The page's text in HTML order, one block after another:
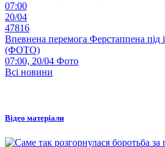
07:00
20/04
47816
Впевнена перемога Ферстаппена під
(ФОТО)
07:00, 20/04 Фото
Всі новини
Відео матеріали